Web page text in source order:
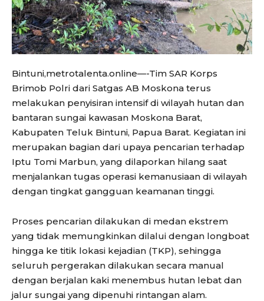
Bintuni,metrotalenta.online—-Tim SAR Korps
Brimob Polri dari Satgas AB Moskona terus
melakukan penyisiran intensif di wilayah hutan dan
bantaran sungai kawasan Moskona Barat,
Kabupaten Teluk Bintuni, Papua Barat. Kegiatan ini
merupakan bagian dari upaya pencarian terhadap
Iptu Tomi Marbun, yang dilaporkan hilang saat
menjalankan tugas operasi kemanusiaan di wilayah
dengan tingkat gangguan keamanan tinggi.
Proses pencarian dilakukan di medan ekstrem
yang tidak memungkinkan dilalui dengan longboat
hingga ke titik lokasi kejadian (TKP), sehingga
seluruh pergerakan dilakukan secara manual
dengan berjalan kaki menembus hutan lebat dan
jalur sungai yang dipenuhi rintangan alam.